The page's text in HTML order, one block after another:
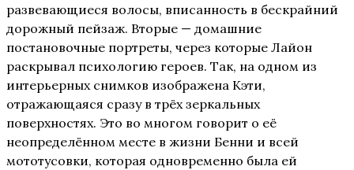
развевающиеся волосы, вписанность в бескрайний
дорожный пейзаж. Вторые — домашние
постановочные портреты, через которые Лайон
раскрывал психологию героев. Так, на одном из
интерьерных снимков изображена Кэти,
отражающаяся сразу в трёх зеркальных
поверхностях. Это во многом говорит о её
неопределённом месте в жизни Бенни и всей
мототусовки, которая одновременно была ей